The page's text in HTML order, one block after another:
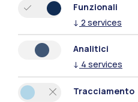
Polimi Community
Funzionali
↓ 2 services
Analitici
↓ 4 services
Tracciamento